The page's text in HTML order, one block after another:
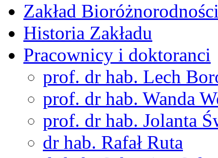
Zakład
Historia Zakładu
Pracownicy i doktoranci
prof. dr hab. Lech
prof. dr hab. Wanda
prof. dr hab. Jolanta
dr hab. Rafał Ruta